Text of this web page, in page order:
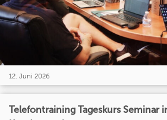
12. Juni 2026
Telefontraining Tageskurs Seminar